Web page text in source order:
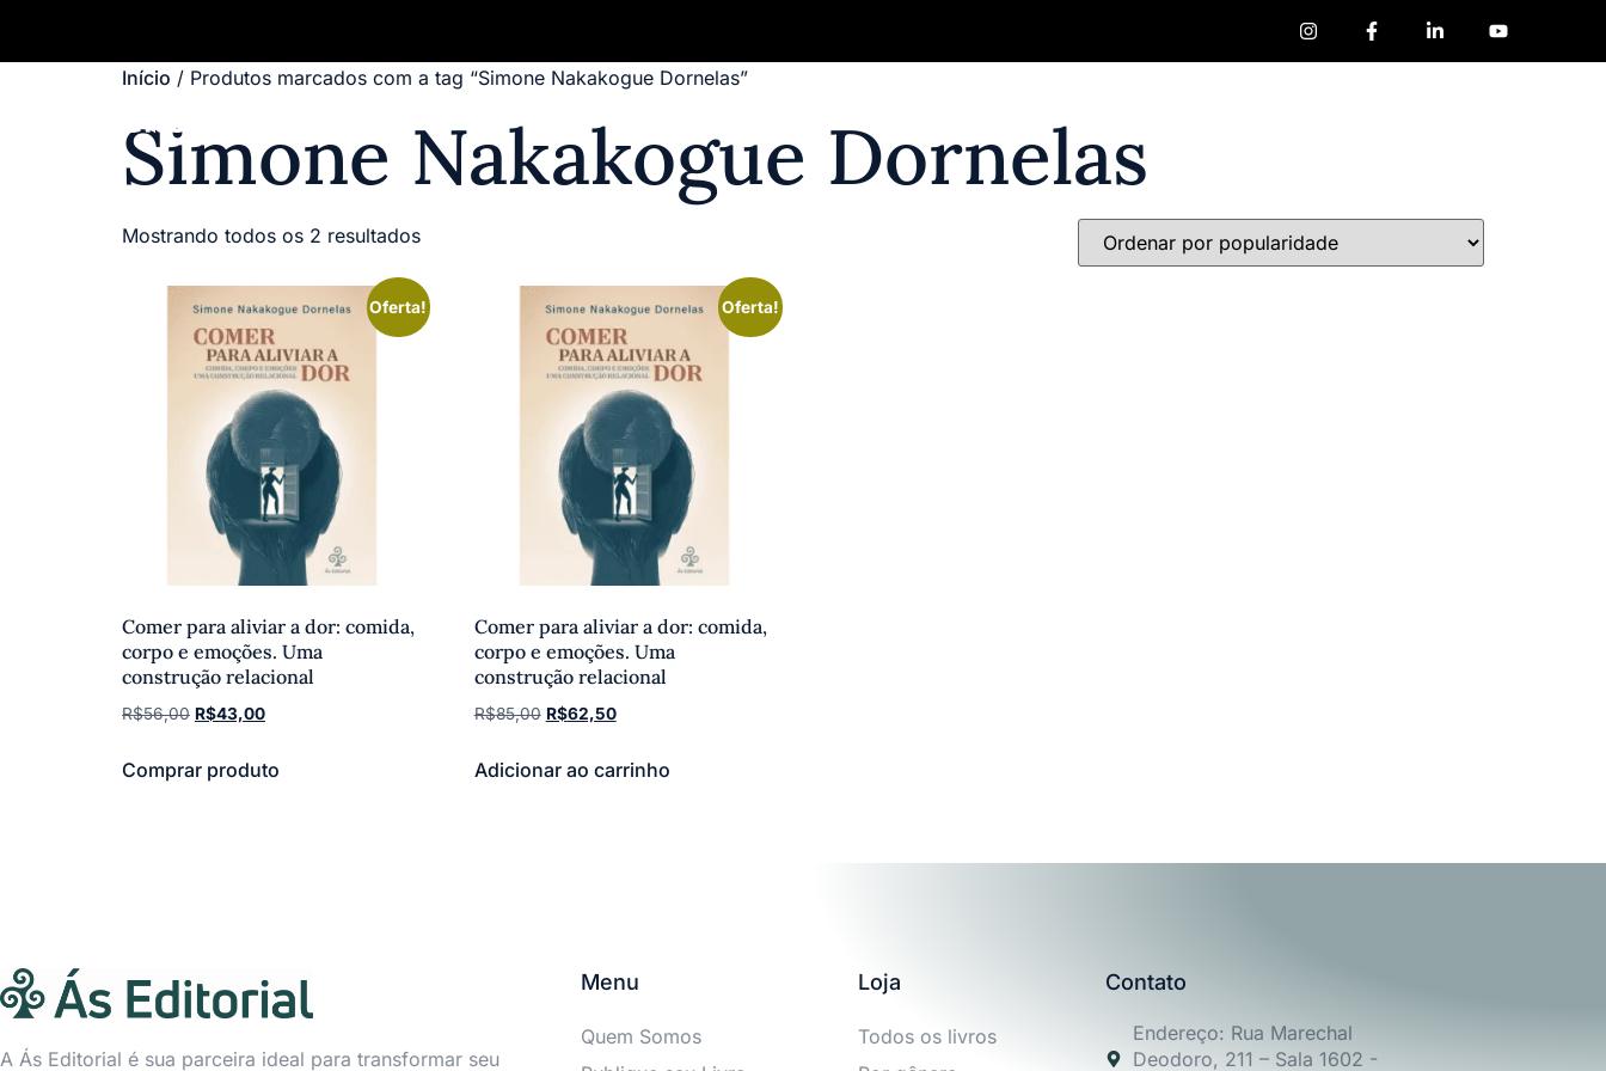
Início / Produtos marcados com a tag “Simone Nakakogue Dornelas”
Simone Nakakogue Dornelas
Mostrando todos os 2 resultados
Oferta!
Comer para aliviar a dor: comida,
corpo e emoções. Uma
construção relacional
R$56,00 R$43,00
Comprar produto
Oferta!
Comer para aliviar a dor: comida,
corpo e emoções. Uma
construção relacional
R$85,00 R$62,50
Adicionar ao carrinho
A Ás Editorial é sua parceira ideal para transformar seu
Menu
Quem Somos
Loja
Todos os livros
Contato
Endereço: Rua Marechal
Deodoro, 211 – Sala 1602 -